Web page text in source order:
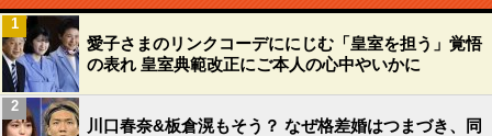
愛子さまのリンクコーデににじむ「皇室を担う」覚悟
の表れ 皇室典範改正にご本人の心中やいかに
1
川口春奈&板倉滉もそう？ なぜ格差婚はつまづき、同
2